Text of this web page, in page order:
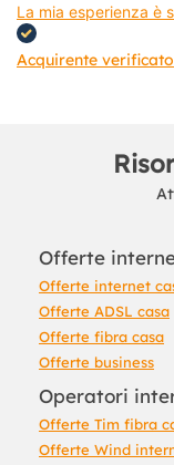
La mia esperienza è
Acquirente verificato
Offerte
Offerte internet
Offerte ADSL casa
Offerte fibra casa
Offerte business
Operatori
Offerte Tim fibra
Offerte Wind